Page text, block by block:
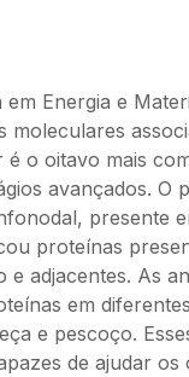
Energia e
o oitavo mais
avançados. O
presente
proteínas
adjacentes. As
em
e pescoço.
de ajudar